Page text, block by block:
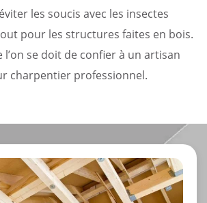
les soucis avec les insectes
pour les structures faites en bois.
l’on se doit de confier à un artisan
charpentier professionnel.